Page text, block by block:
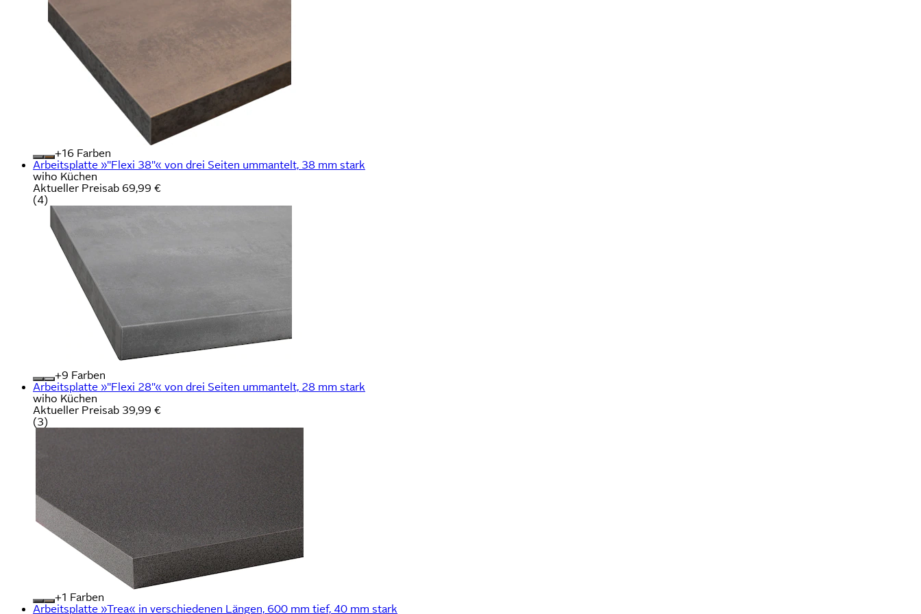
+
Farben
Arbeitsplatte »"Flexi 38"« von drei Seiten ummantelt, 38 mm stark
wiho Küchen
Aktueller Preisab 69,99 €
(4)
+
Farben
Arbeitsplatte »"Flexi 28"« von drei Seiten ummantelt, 28 mm stark
wiho Küchen
Aktueller Preisab 39,99 €
(3)
+
Farben
Arbeitsplatte »Trea« in verschiedenen Längen, 600 mm tief, 40 mm stark